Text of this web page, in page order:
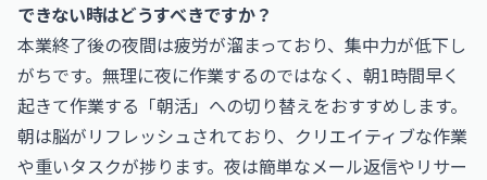
できない時はどうすべきですか？
本業終了後の夜間は疲労が溜まっており、集中力が低下し
がちです。無理に夜に作業するのではなく、朝1時間早く
起きて作業する「朝活」への切り替えをおすすめします。
朝は脳がリフレッシュされており、クリエイティブな作業
や重いタスクが捗ります。夜は簡単なメール返信やリサー